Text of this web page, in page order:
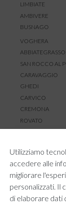
Utilizziamo
accedere alle
migliorare
personalizzati. Il
di elaborare dati
LIMBIATE
AMBIVERE
BUSNAGO
VOGHERA
ABBIATEGRASSO
SAN ROCCO AL
CARAVAGGIO
GHEDI
CARVICO
CREMONA
ROVATO
RESI E RIMBORSI
REGOLAMENTO